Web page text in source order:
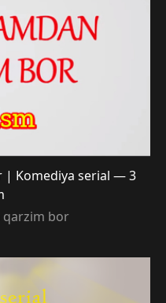
| Komediya serial — 3
qarzim bor